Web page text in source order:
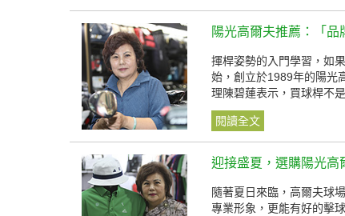
陽光高爾夫推薦：「
揮桿姿勢的入門學習，如
始，創立於1989年的陽光
理陳碧蓮表示，買球桿不
閱讀全文
迎接盛夏，選購陽光高
隨著夏日來臨，高爾夫球
專業形象，更能有好的擊